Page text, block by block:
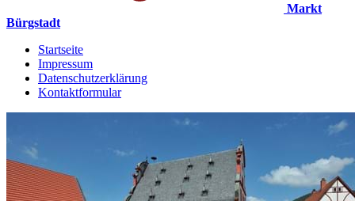
Markt
Bürgstadt
Startseite
Impressum
Datenschutzerklärung
Kontaktformular